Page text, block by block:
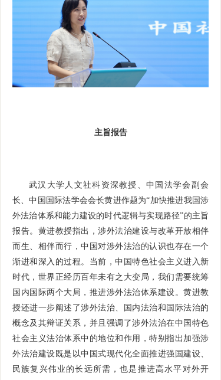
主旨报告
武汉大学人文社科资深教授、中国法学会副会
长、中国国际法学会会长黄进作题为“加快推进我国涉
外法治体系和能力建设的时代逻辑与实现路径”的主旨
报告。黄进教授指出，涉外法治建设与改革开放相伴
而生、相伴而行，中国对涉外法治的认识也存在一个
渐进和深入的过程。当前，中国特色社会主义进入新
时代，世界正经历百年未有之大变局，我们需要统筹
国内国际两个大局，推进涉外法治体系建设。黄进教
授还进一步阐述了涉外法治、国内法治和国际法治的
概念及其辩证关系，并且强调了涉外法治在中国特色
社会主义法治体系中的地位和作用，特别指出加强涉
外法治建设既是以中国式现代化全面推进强国建设、
民族复兴伟业的长远所需，也是推进高水平对外开